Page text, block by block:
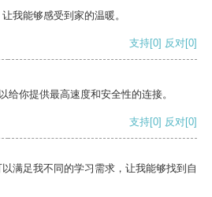
我能够感受到家的温暖。
支持[0] 反对[0]
给你提供最高速度和安全性的连接。
支持[0] 反对[0]
满足我不同的学习需求，让我能够找到自